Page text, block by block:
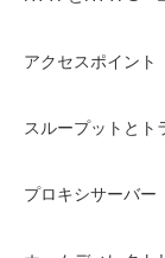
アクセスポイン
スループットと
プロキシサーバ